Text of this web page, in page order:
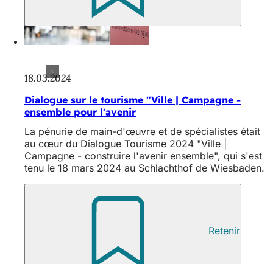
18.03.2024
Dialogue sur le tourisme "Ville | Campagne -
ensemble pour l'avenir
La pénurie de main-d'œuvre et de spécialistes était
au cœur du Dialogue Tourisme 2024 "Ville |
Campagne - construire l'avenir ensemble", qui s'est
tenu le 18 mars 2024 au Schlachthof de Wiesbaden.
Retenir